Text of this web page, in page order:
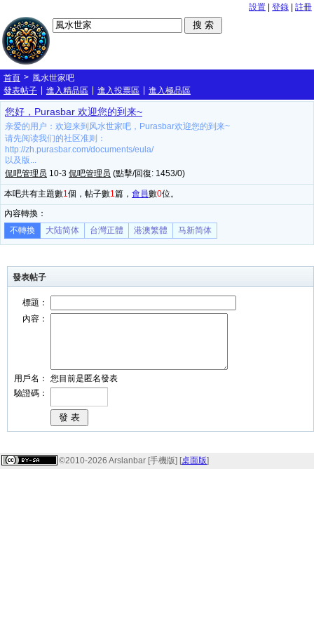
設置 登錄 註冊
首頁 > 風水世家吧
發表帖子
進入精品區 進入投票區 進入極品區
您好，Purasbar 欢迎您的到来~
亲爱的用户：欢迎来到风水世家吧，Purasbar欢迎您的到来~
请先阅读我们的社区准则：
http://zh.purasbar.com/documents/eula/
以及版...
侃吧管理员 10-3 侃吧管理员 (點擊/回復: 1453/0)
本吧共有主題數1個，帖子數1篇， 會員數0位。
內容轉換：
不轉換
大陆简体 台灣正體 港澳繁體 马新简体
發表帖子
標題：
內容：
用戶名：
您目前是匿名發表
驗證碼：
©2010-2026 Arslanbar [手機版] [桌面版]